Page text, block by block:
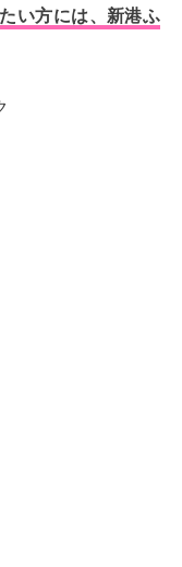
い方には、新港ふ